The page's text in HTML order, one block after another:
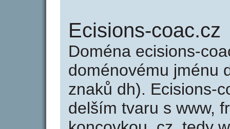
Ecisions-coac.cz
Doména ecisions-
doménovému jménu
znaků dh). Ecisions-
delším tvaru s www,